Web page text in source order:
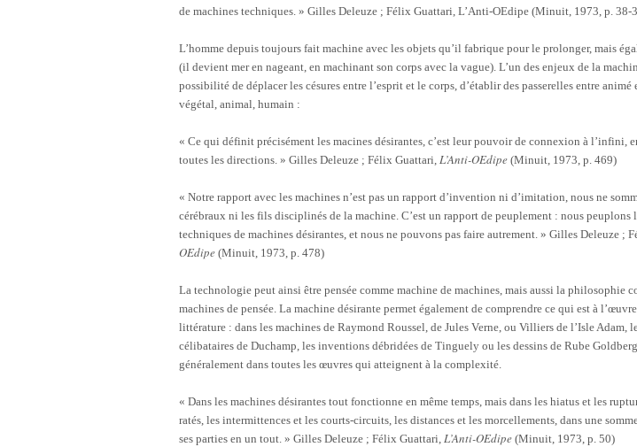
de machines techniques. » Gilles Deleuze ; Félix Guattari, L’Anti-OEdipe (Minuit, 1973, p. 38-
L’homme depuis toujours fait machine avec les objets qu’il fabrique pour le prolonger, mais
(il devient mer en nageant, en machinant son corps avec la vague). L’un des enjeux de la
possibilité de déplacer les césures entre l’esprit et le corps, d’établir des passerelles entre animé
végétal, animal, humain :
« Ce qui définit précisément les macines désirantes, c’est leur pouvoir de connexion à l’infini,
toutes les directions. » Gilles Deleuze ; Félix Guattari, L’Anti-OEdipe (Minuit, 1973, p. 469)
« Notre rapport avec les machines n’est pas un rapport d’invention ni d’imitation, nous ne
cérébraux ni les fils disciplinés de la machine. C’est un rapport de peuplement : nous peuplons
techniques de machines désirantes, et nous ne pouvons pas faire autrement. » Gilles Deleuze ;
OEdipe (Minuit, 1973, p. 478)
La technologie peut ainsi être pensée comme machine de machines, mais aussi la philosophie
machines de pensée. La machine désirante permet également de comprendre ce qui est à
littérature : dans les machines de Raymond Roussel, de Jules Verne, ou Villiers de l’Isle Adam,
célibataires de Duchamp, les inventions débridées de Tinguely ou les dessins de Rube
généralement dans toutes les œuvres qui atteignent à la complexité.
« Dans les machines désirantes tout fonctionne en même temps, mais dans les hiatus et les
ratés, les intermittences et les courts-circuits, les distances et les morcellements, dans une
ses parties en un tout. » Gilles Deleuze ; Félix Guattari, L’Anti-OEdipe (Minuit, 1973, p. 50)